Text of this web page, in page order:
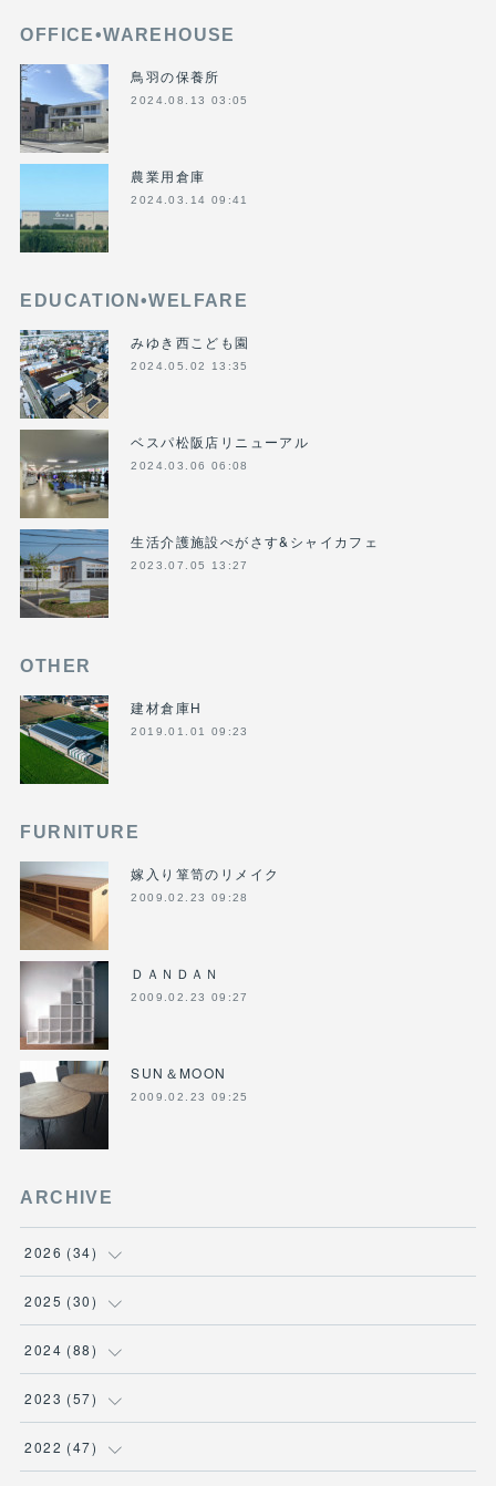
OFFICE•WAREHOUSE
鳥羽の保養所
2024.08.13 03:05
農業用倉庫
2024.03.14 09:41
EDUCATION•WELFARE
みゆき西こども園
2024.05.02 13:35
ベスパ松阪店リニューアル
2024.03.06 06:08
生活介護施設ぺがさす&シャイカフェ
2023.07.05 13:27
OTHER
建材倉庫H
2019.01.01 09:23
FURNITURE
嫁入り箪笥のリメイク
2009.02.23 09:28
ＤＡＮＤＡＮ
2009.02.23 09:27
SUN＆MOON
2009.02.23 09:25
ARCHIVE
2026 (34)
(1)
(4)
(3)
(5)
2025 (30)
(6)
(4)
(3)
2024 (88)
(7)
(8)
2023 (57)
(7)
2022 (47)